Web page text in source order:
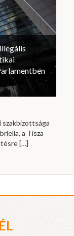
szakbizottsága
a Tisza
[…]